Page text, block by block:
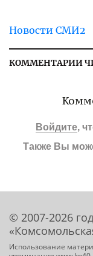
Новости СМИ2
КОММЕНТАРИИ
Войдите,
Также Вы
© 2007-2026
Использование